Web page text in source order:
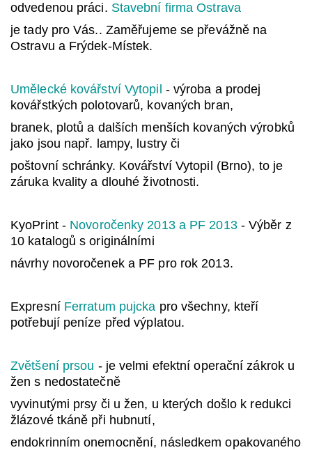
odvedenou práci. Stavební firma Ostrava
je tady pro Vás.. Zaměřujeme se převážně na
Ostravu a Frýdek-Místek.
Umělecké kovářství Vytopil - výroba a prodej
kovářstkých polotovarů, kovaných bran,
branek, plotů a dalších menších kovaných výrobků
jako jsou např. lampy, lustry či
poštovní schránky. Kovářství Vytopil (Brno), to je
záruka kvality a dlouhé životnosti.
KyoPrint - Novoročenky 2013 a PF 2013- Výběr z
10 katalogů s originálními
návrhy novoročenek a PF pro rok 2013.
Expresní Ferratum pujcka pro všechny, kteří
potřebují peníze před výplatou.
Zvětšení prsou - je velmi efektní operační zákrok u
žen s nedostatečně
vyvinutými prsy či u žen, u kterých došlo k redukci
žlázové tkáně při hubnutí,
endokrinním onemocnění, následkem opakovaného